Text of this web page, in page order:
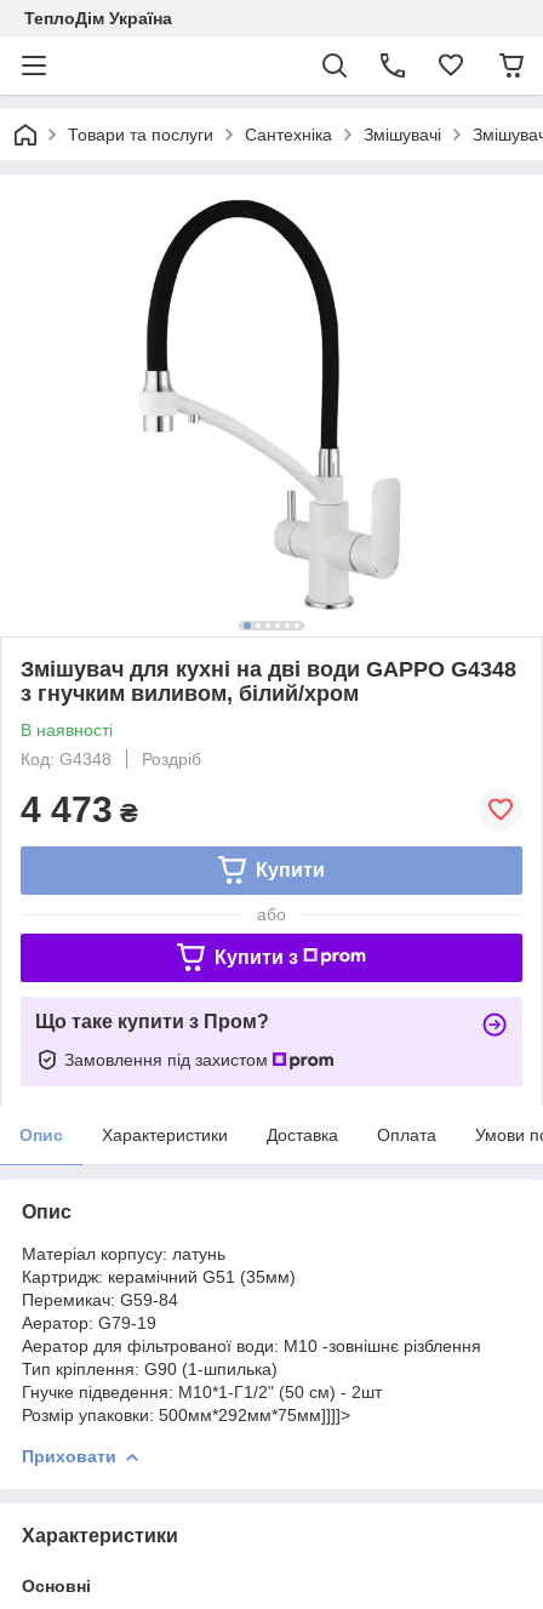
ТеплоДім Україна
Товари та послуги Сантехніка Змішувачі
Змішувач для кухні на дві води GAPPO G4348
з гнучким виливом, білий/хром
В наявності
Код: G4348
Роздріб
4 473 ₴
Купити
або
Купити з
Що таке купити з Пром?
Замовлення під захистом
Опис Характеристики Доставка Оплата Умови
Опис
Матеріал корпусу: латунь
Картридж: керамічний G51 (35мм)
Перемикач: G59-84
Аератор: G79-19
Аератор для фільтрованої води: М10 -зовнішнє різблення
Тип кріплення: G90 (1-шпилька)
Гнучке підведення: М10*1-Г1/2" (50 см) - 2шт
Розмір упаковки: 500мм*292мм*75мм]]]]>
Приховати
Характеристики
Основні